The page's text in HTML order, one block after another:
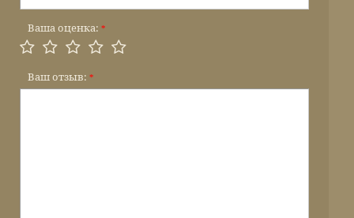
Ваша оценка: *
Ваш отзыв: *